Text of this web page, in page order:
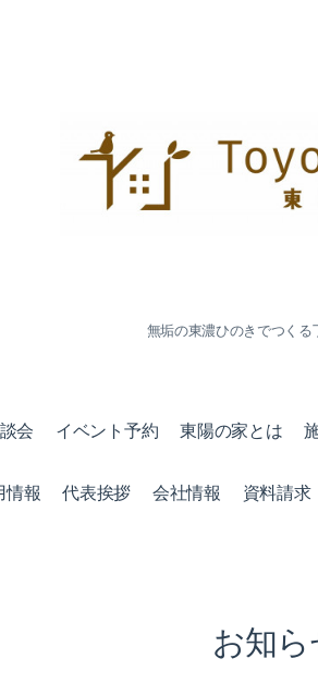
無垢の東濃ひのきでつくる
会 イベント予約 東陽の家とは
情報 代表挨拶 会社情報 資料請求
お知ら